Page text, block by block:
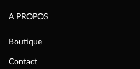
A PROPOS
Boutique
Contact